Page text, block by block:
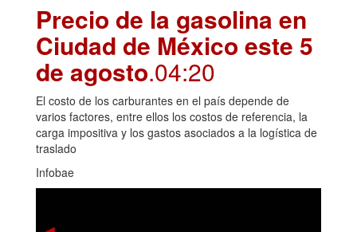
Precio de la gasolina en
Ciudad de México este 5
de agosto.04:20
El costo de los carburantes en el país depende de
varios factores, entre ellos los costos de referencia, la
carga impositiva y los gastos asociados a la logística de
traslado
Infobae